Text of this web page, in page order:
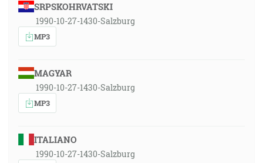
SRPSKOHRVATSKI
1990-10-27-1430-Salzburg
MP3
MAGYAR
1990-10-27-1430-Salzburg
MP3
ITALIANO
1990-10-27-1430-Salzburg